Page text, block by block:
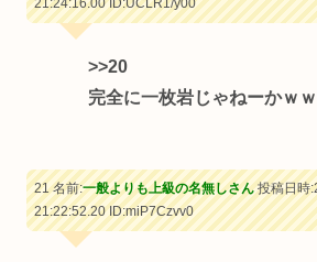
21:24:16.00ID:UCLR1/y00
>>20
完全に一枚岩じゃねーかｗ
21 名前:一般よりも上級の名無しさん投稿日時
21:22:52.20ID:miP7Czvv0